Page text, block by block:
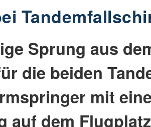
Sprung aus
die beiden
mit
auf dem